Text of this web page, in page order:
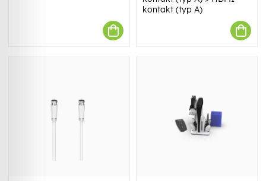
kontakt (typ A)